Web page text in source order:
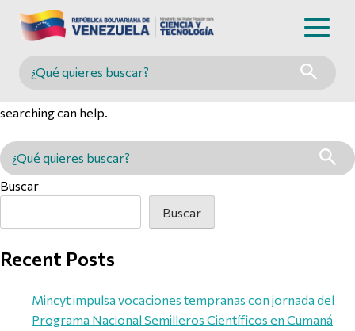
Buscar en MINCYT
searching can help.
Buscar en MINCYT
Buscar
Buscar
Recent Posts
Mincyt impulsa vocaciones tempranas con jornada del
Programa Nacional Semilleros Científicos en Cumaná